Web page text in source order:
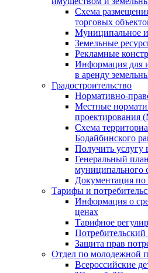
Схема
торговых
Муниципальное
Земельные
Рекламные
Информация для
в аренду
Градостроительство
Нормативно-
Местные
Схема
Бодайбинского
Получить услугу
Генеральный
муниципального
Документация по
Тарифы и
Информация о
ценах
Тарифное
Защита прав
Отдел по молодежной
Всероссийские